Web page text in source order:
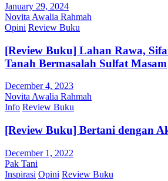
January 29, 2024
Novita Awalia Rahmah
Opini Review Buku
[Review Buku] Lahan Rawa,
Tanah Bermasalah Sulfat Masam
December 4, 2023
Novita Awalia Rahmah
Info Review Buku
[Review Buku] Bertani dengan
December 1, 2022
Pak Tani
Inspirasi Opini Review Buku